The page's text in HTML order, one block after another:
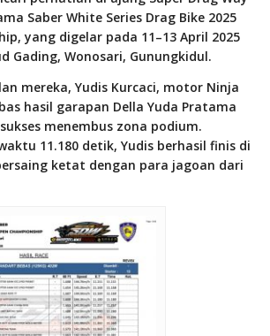
Saber White Series Drag Bike 2025
yang digelar pada 11–13 April 2025
Gading, Wonosari, Gunungkidul.
mereka, Yudis Kurcaci, motor Ninja
hasil garapan Della Yuda Pratama
menembus zona podium.
11.180 detik, Yudis berhasil finis di
ketat dengan para jagoan dari